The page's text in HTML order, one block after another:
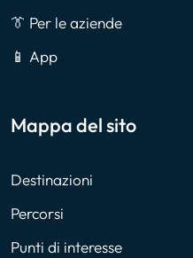
👔 Per le aziende
📱 App
Mappa del sito
Destinazioni
Percorsi
Punti di interesse